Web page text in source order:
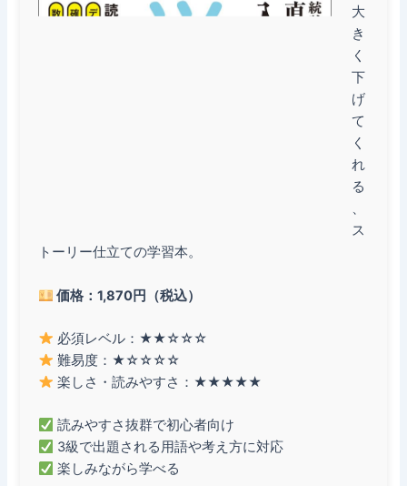
大
き
く
下
げ
て
く
れ
る
、
ス
トーリー仕立ての学習本。
価格：1,870円（税込）
必須レベル：★★☆☆☆
難易度：★☆☆☆☆
楽しさ・読みやすさ：★★★★★
読みやすさ抜群で初心者向け
3級で出題される用語や考え方に対応
楽しみながら学べる